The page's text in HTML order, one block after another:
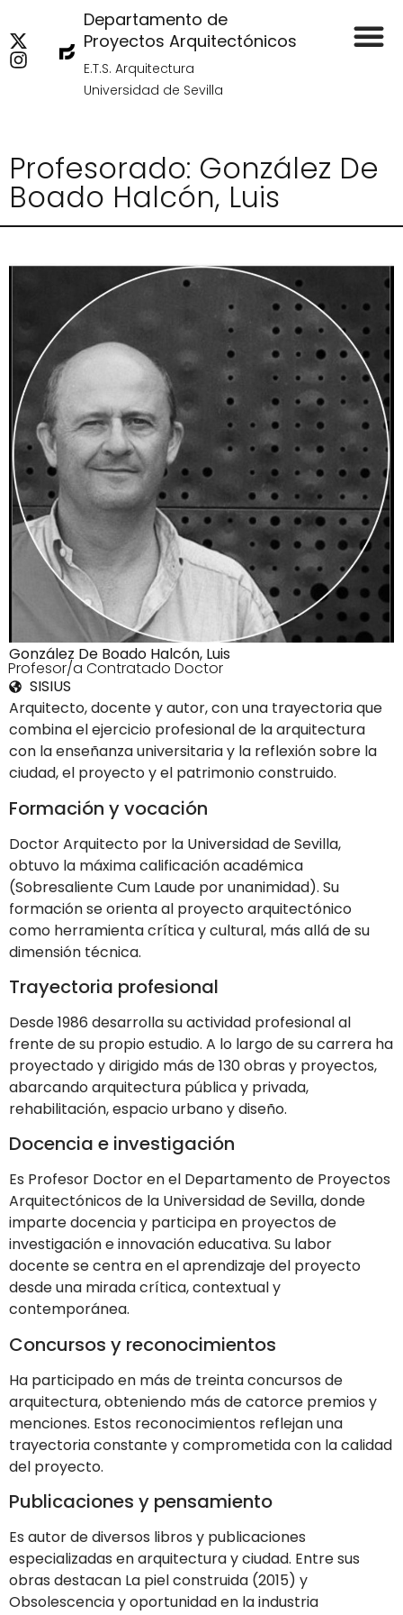
Departamento de
Proyectos Arquitectónicos
E.T.S. Arquitectura
Universidad de Sevilla
Profesorado: González De
Boado Halcón, Luis
Arquitecto, docente y autor, con una trayectoria que
combina el ejercicio profesional de la arquitectura
con la enseñanza universitaria y la reflexión sobre la
ciudad, el proyecto y el patrimonio construido.
Formación y vocación
Doctor Arquitecto por la Universidad de Sevilla,
obtuvo la máxima calificación académica
(Sobresaliente Cum Laude por unanimidad). Su
formación se orienta al proyecto arquitectónico
como herramienta crítica y cultural, más allá de su
dimensión técnica.
Trayectoria profesional
Desde 1986 desarrolla su actividad profesional al
frente de su propio estudio. A lo largo de su carrera ha
proyectado y dirigido más de 130 obras y proyectos,
abarcando arquitectura pública y privada,
rehabilitación, espacio urbano y diseño.
Docencia e investigación
Es Profesor Doctor en el Departamento de Proyectos
Arquitectónicos de la Universidad de Sevilla, donde
imparte docencia y participa en proyectos de
investigación e innovación educativa. Su labor
docente se centra en el aprendizaje del proyecto
desde una mirada crítica, contextual y
contemporánea.
Concursos y reconocimientos
Ha participado en más de treinta concursos de
arquitectura, obteniendo más de catorce premios y
menciones. Estos reconocimientos reflejan una
trayectoria constante y comprometida con la calidad
del proyecto.
Publicaciones y pensamiento
Es autor de diversos libros y publicaciones
especializadas en arquitectura y ciudad. Entre sus
obras destacan La piel construida (2015) y
Obsolescencia y oportunidad en la industria
González De Boado Halcón, Luis
3Profesor/a Contratado Doctor
SISIUS